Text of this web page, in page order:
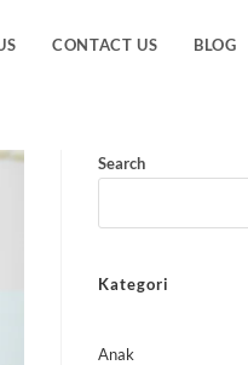
CONTACT US BLOG
Search
Kategori
Anak